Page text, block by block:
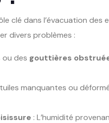
clé dans l’évacuation
divers problèmes :
ou des gouttières
manquantes ou
: L’humidité